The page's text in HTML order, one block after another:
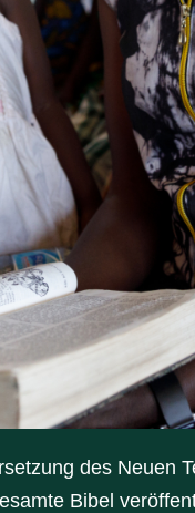
des Neuen
Bibel